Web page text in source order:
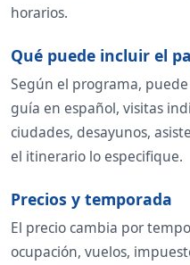
horarios.
Qué puede incluir el
Según el programa,
guía en español, visitas
ciudades, desayunos,
el itinerario lo especifique.
Precios y temporada
El precio cambia por
ocupación, vuelos,